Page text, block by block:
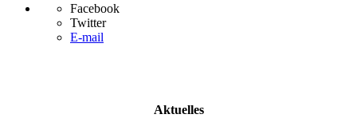
Facebook
Twitter
E-mail
Aktuelles